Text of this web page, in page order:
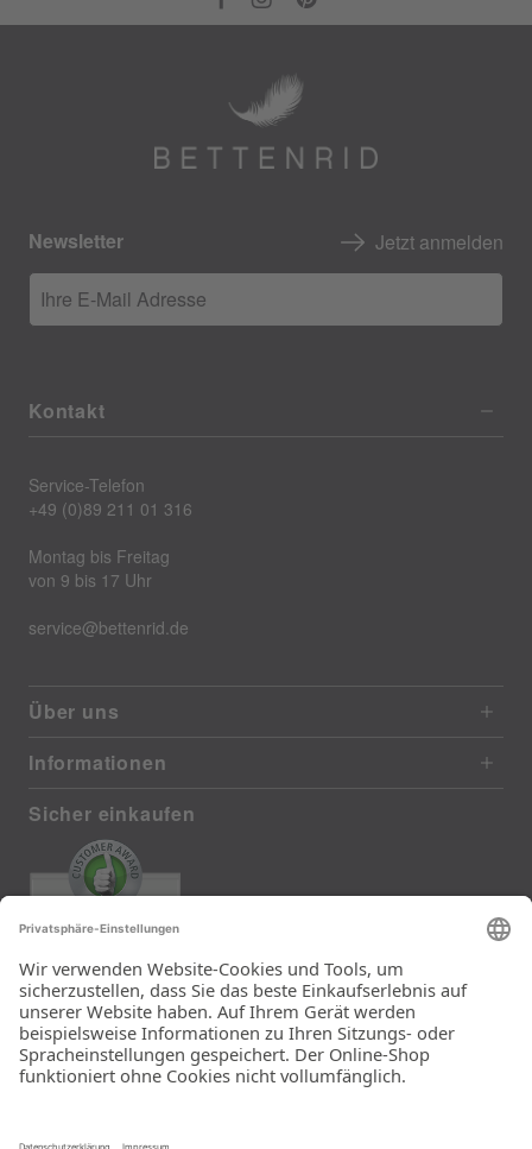
Newsletter Jetzt anmelden
Ihre E-Mail Adresse
Kontakt
Service-Telefon
+49 (0)89 211 01 316
Montag bis Freitag
von 9 bis 17 Uhr
service@bettenrid.de
Über uns
Informationen
Sicher einkaufen
372 reviews from real customers
(last 12 months)
Total: 11290
Die Auswahl und die
Einfachheit der
Bestellung.